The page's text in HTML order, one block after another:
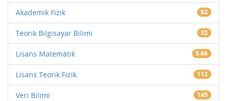
Akademik Fizik 52
Teorik Bilgisayar Bilimi 32
Lisans Matematik 5.6k
Lisans Teorik Fizik 112
Veri Bilimi 145